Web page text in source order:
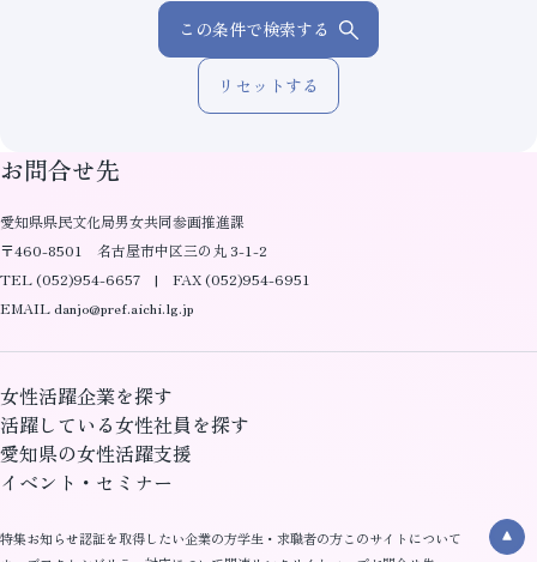
この条件で検索する
リセットする
お問合せ先
愛知県県民文化局男女共同参画推進課
〒460-8501 名古屋市中区三の丸 3-1-2
TEL (052)954-6657 | FAX (052)954-6951
EMAIL danjo@pref.aichi.lg.jp
女性活躍企業を探す
活躍している女性社員を探す
愛知県の女性活躍支援
イベント・セミナー
特集お知らせ認証を取得したい企業の方学生・求職者の方このサイトについて